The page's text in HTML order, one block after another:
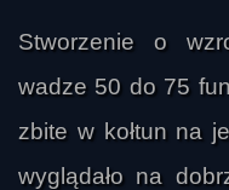
Stworzenie o
wadze 50 do 75
zbite w kołtun na
wyglądało na